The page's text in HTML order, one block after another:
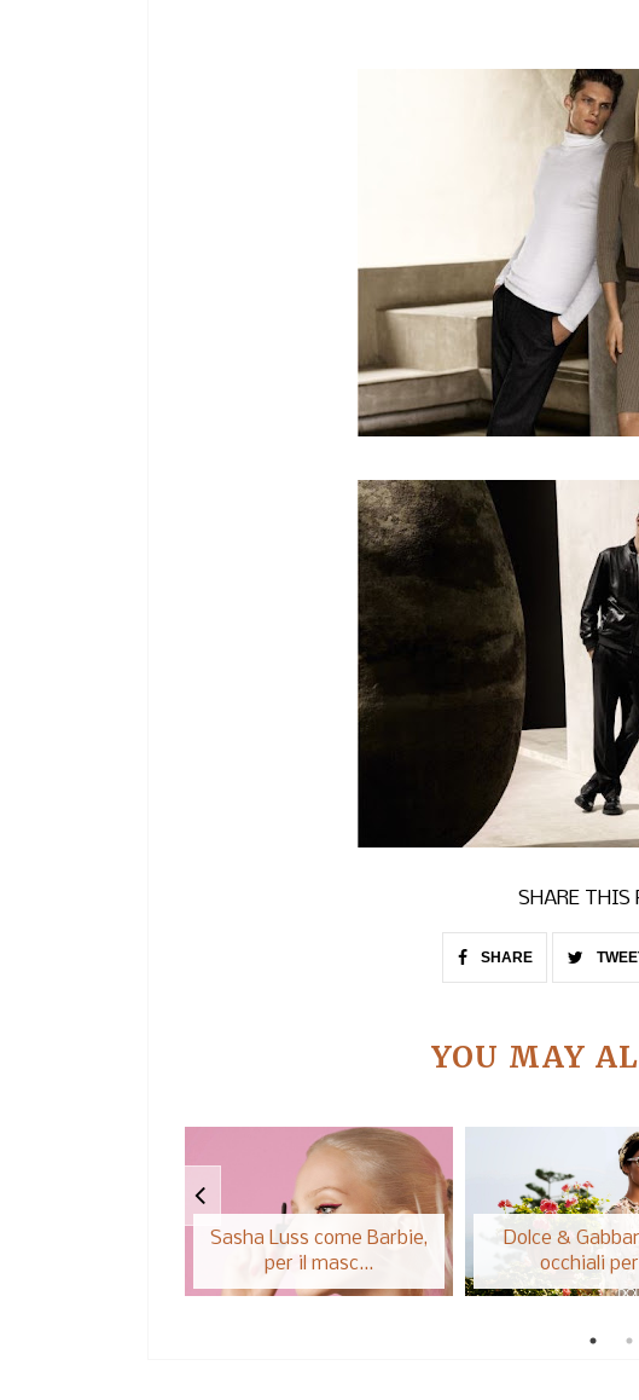
SHARE THIS
SHARE
YOU MAY
Sasha Luss come Barbie,
per il masc...
Dolce &
occhiali